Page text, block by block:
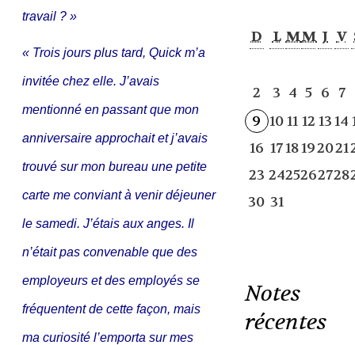
travail ? »
« Trois jours plus tard, Quick m’a
invitée chez elle. J’avais
mentionné en passant que mon
anniversaire approchait et j’avais
trouvé sur mon bureau une petite
carte me conviant à venir déjeuner
le samedi. J’étais aux anges. Il
n’était pas convenable que des
employeurs et des employés se
fréquentent de cette façon, mais
ma curiosité l’emporta sur mes
D L MM J V
2 3 4 5 6 7
9 1011 12 1314
16 1718192021
23 2425262728
30 31
Notes
récentes